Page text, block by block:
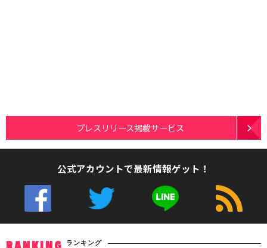
プレスリリース掲載サービス
公式アカウントで最新情報ゲット！
ランキング